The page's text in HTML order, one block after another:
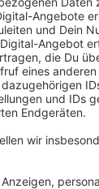
Grund dafür
werden. Es gibt
Ersatz genutzt
um 22:37 Uhr
An den
euregiobahn
Anzeige